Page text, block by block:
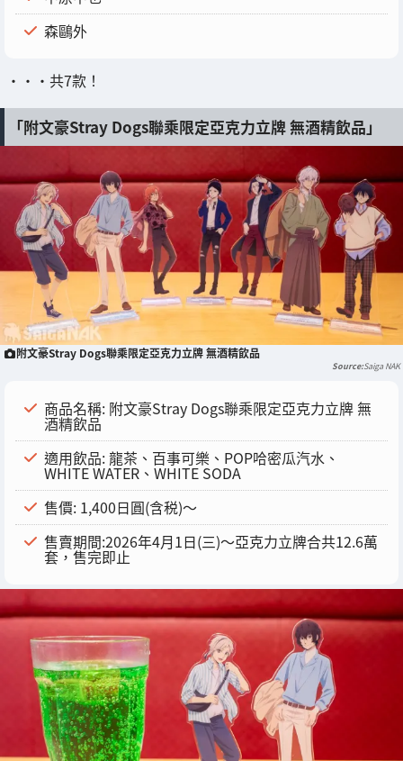
森鷗外
・・・共7款！
「附文豪Stray Dogs聯乘限定亞克力立牌 無酒精飲品」
附文豪Stray Dogs聯乘限定亞克力立牌 無酒精飲品
Saiga NAK
商品名稱: 附文豪Stray Dogs聯乘限定亞克力立牌 無
酒精飲品
適用飲品: 龍茶、百事可樂、POP哈密瓜汽水、
WHITE WATER、WHITE SODA
售價: 1,400日圓(含税)～
售賣期間:2026年4月1日(三)～亞克力立牌合共12.6萬
套，售完即止